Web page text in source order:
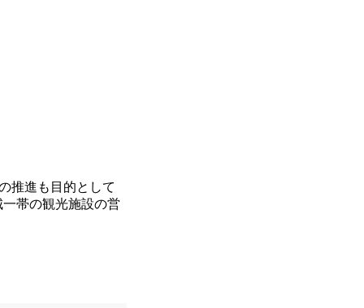
推進も目的として
帯の観光施設の営